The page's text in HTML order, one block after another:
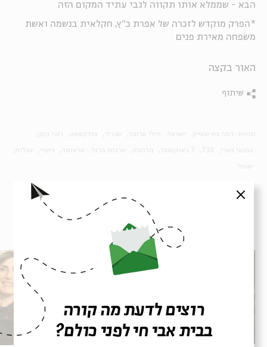
הבא - שממלא אותו תקווה לגבי עתיד המקום הזה
*הפרק מוקדש לזכרה של אפרת כ"ץ, חקלאית בנשמה ואשת
משפחה מאירת פנים
האור בקצה
שיתוף
פרקים נוספים בסדרה
סגור
רוצים לדעת מה קורה
בבית אבי חי לפני כולם?